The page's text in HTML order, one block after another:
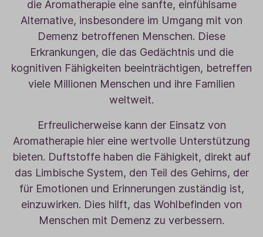
die Aromatherapie eine sanfte, einfühlsame
Alternative, insbesondere im Umgang mit von
Demenz betroffenen Menschen. Diese
Erkrankungen, die das Gedächtnis und die
kognitiven Fähigkeiten beeinträchtigen, betreffen
viele Millionen Menschen und ihre Familien
weltweit.
Erfreulicherweise kann der Einsatz von
Aromatherapie hier eine wertvolle Unterstützung
bieten. Duftstoffe haben die Fähigkeit, direkt auf
das Limbische System, den Teil des Gehirns, der
für Emotionen und Erinnerungen zuständig ist,
einzuwirken. Dies hilft, das Wohlbefinden von
Menschen mit Demenz zu verbessern.